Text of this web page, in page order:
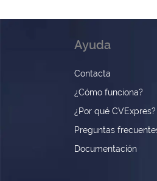
Ayuda
Contacta
¿Cómo funciona?
¿Por qué CVExpres?
Preguntas
Documentación